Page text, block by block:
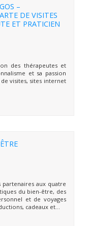
–
DE VISITES
ET PRATICIEN
des thérapeutes et
et sa passion
visites, sites internet
partenaires aux quatre
du bien-être, des
et de voyages
cadeaux et...